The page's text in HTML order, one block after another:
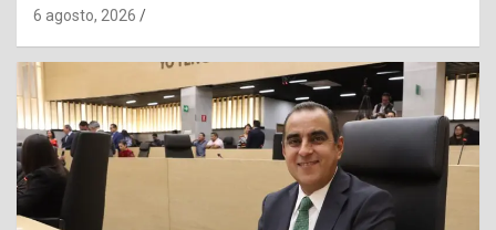
6 agosto, 2026